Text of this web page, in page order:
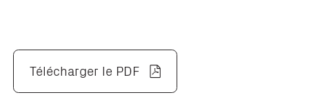
Télécharger le PDF